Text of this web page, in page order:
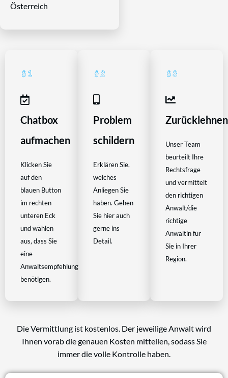
Österreich
Chatbox
aufmachen
Klicken Sie
auf den
blauen Button
im rechten
unteren Eck
und wählen
aus, dass Sie
eine
Anwaltsempfehlung
benötigen.
Problem
schildern
Erklären Sie,
welches
Anliegen Sie
haben. Gehen
Sie hier auch
gerne ins
Detail.
Zurücklehnen
Unser Team
beurteilt Ihre
Rechtsfrage
und vermittelt
den richtigen
Anwalt/die
richtige
Anwältin für
Sie in Ihrer
Region.
Die Vermittlung ist kostenlos. Der jeweilige Anwalt wird
Ihnen vorab die genauen Kosten mitteilen, sodass Sie
immer die volle Kontrolle haben.